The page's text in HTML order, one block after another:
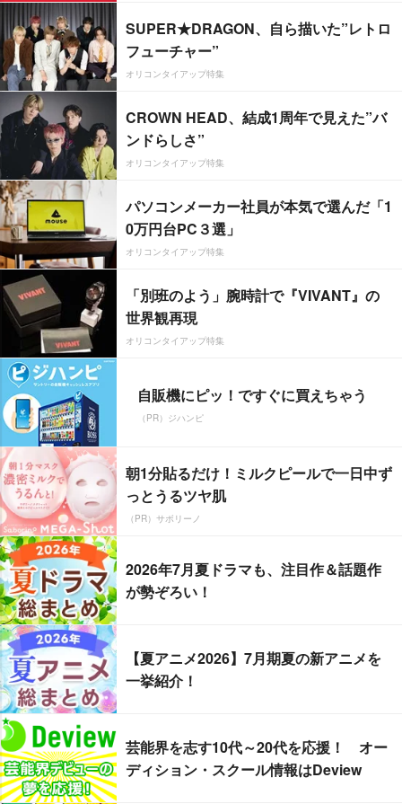
SUPER★DRAGON、自ら描いた”レトロ
フューチャー”
オリコンタイアップ特集
CROWN HEAD、結成1周年で見えた”バ
ンドらしさ”
オリコンタイアップ特集
パソコンメーカー社員が本気で選んだ「1
0万円台PC３選」
オリコンタイアップ特集
「別班のよう」腕時計で『VIVANT』の
世界観再現
オリコンタイアップ特集
自販機にピッ！ですぐに買えちゃう
（PR）ジハンピ
朝1分貼るだけ！ミルクピールで一日中ず
っとうるツヤ肌
（PR）サボリーノ
2026年7月夏ドラマも、注目作＆話題作
が勢ぞろい！
【夏アニメ2026】7月期夏の新アニメを
一挙紹介！
芸能界を志す10代～20代を応援！ オー
ディション・スクール情報はDeview